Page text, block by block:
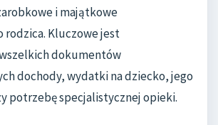
i majątkowe
rodzica. Kluczowe jest
dokumentów
dochody, wydatki na dziecko, jego
potrzebę specjalistycznej opieki.